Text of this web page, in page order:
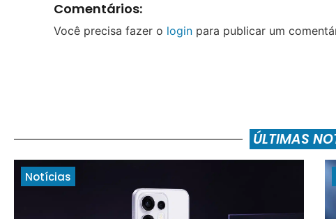
Comentários:
Você precisa fazer o loginpara publicar um
ÚLTIMAS
Notícias